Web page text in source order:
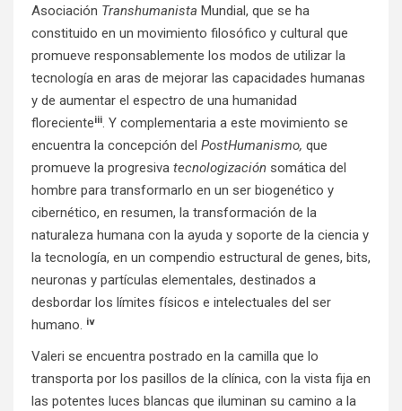
Asociación Transhumanista Mundial, que se ha
constituido en un movimiento filosófico y cultural que
promueve responsablemente los modos de utilizar la
tecnología en aras de mejorar las capacidades humanas
y de aumentar el espectro de una humanidad
florecienteiii. Y complementaria a este movimiento se
encuentra la concepción del PostHumanismo, que
promueve la progresiva tecnologización somática del
hombre para transformarlo en un ser biogenético y
cibernético, en resumen, la transformación de la
naturaleza humana con la ayuda y soporte de la ciencia y
la tecnología, en un compendio estructural de genes, bits,
neuronas y partículas elementales, destinados a
desbordar los límites físicos e intelectuales del ser
humano. iv
Valeri se encuentra postrado en la camilla que lo
transporta por los pasillos de la clínica, con la vista fija en
las potentes luces blancas que iluminan su camino a la